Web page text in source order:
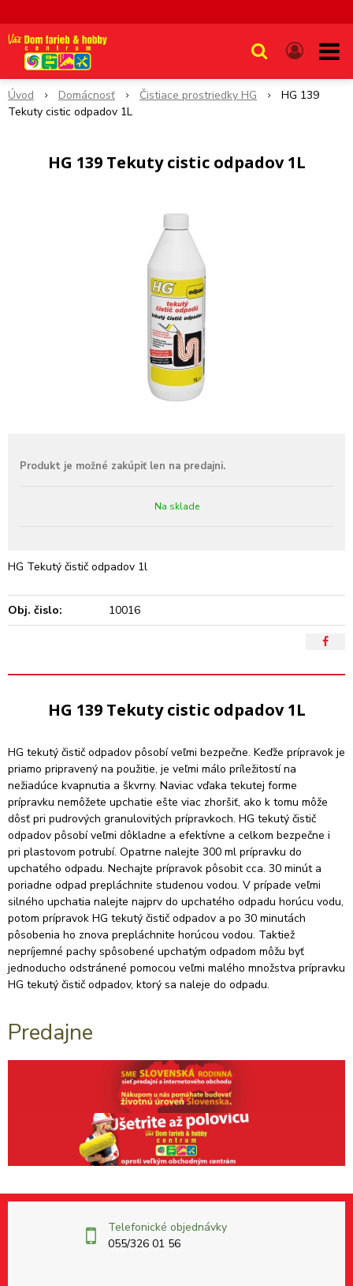
Úvod Domácnosť Čistiace prostriedky HG
HG 139
Tekuty cistic odpadov 1L
HG 139 Tekuty cistic odpadov 1L
Na sklade
HG Tekutý čistič odpadov 1l
Obj. čislo: 10016
HG 139 Tekuty cistic odpadov 1L
HG tekutý čistič odpadov pôsobí veľmi bezpečne. Keďže prípravok je
priamo pripravený na použitie, je veľmi málo príležitostí na
nežiadúce kvapnutia a škvrny. Naviac vďaka tekutej forme
prípravku nemôžete upchatie ešte viac zhoršiť, ako k tomu môže
dôsť pri pudrových granulovitých prípravkoch. HG tekutý čistič
odpadov pôsobí veľmi dôkladne a efektívne a celkom bezpečne i
pri plastovom potrubí. Opatrne nalejte 300 ml prípravku do
upchatého odpadu. Nechajte prípravok pôsobit cca. 30 minút a
poriadne odpad prepláchnite studenou vodou. V prípade veľmi
silného upchatia nalejte najprv do upchatého odpadu horúcu vodu,
potom prípravok HG tekutý čistič odpadov a po 30 minutách
pôsobenia ho znova prepláchnite horúcou vodou. Taktiež
nepríjemné pachy spôsobené upchatým odpadom môžu byť
jednoducho odstránené pomocou veľmi malého množstva prípravku
HG tekutý čistič odpadov, ktorý sa naleje do odpadu.
Predajne
Telefonické objednávky
055/326 01 56